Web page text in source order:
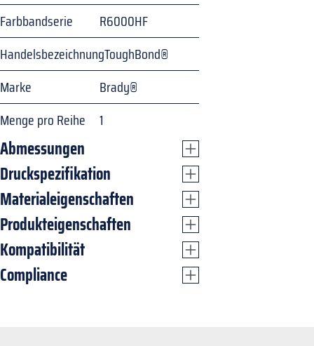
Farbbandserie
R6000HF
HandelsbezeichnungToughBond®
Marke
Brady®
Menge pro Reihe
1
Abmessungen
Druckspezifikation
Materialeigenschaften
Produkteigenschaften
Kompatibilität
Compliance